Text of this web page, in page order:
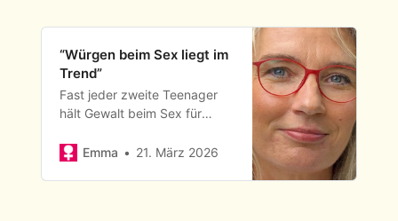
“Würgen beim Sex liegt im
Trend”
Fast jeder zweite Teenager
hält Gewalt beim Sex für
der Jungen und Mädchen will
Emma 21. März 2026